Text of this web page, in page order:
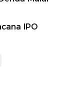
IPO